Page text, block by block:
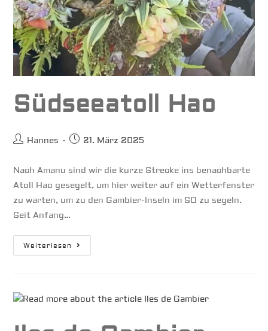
Südseeatoll Hao
Beitrags-
Hannes
Beitrag
21. März 2025
Nach Amanu sind wir die kurze Strecke ins benachbarte
Atoll Hao gesegelt, um hier weiter auf ein Wetterfenster
zu warten, um zu den Gambier-Inseln im SO zu segeln.
Seit Anfang…
Weiterlesen Südseeatoll
Hao